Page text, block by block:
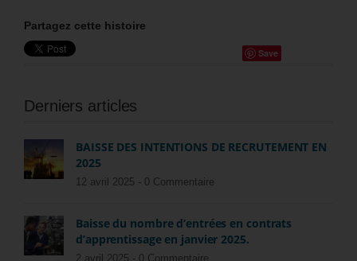
Partagez cette histoire
Save
Derniers articles
BAISSE DES INTENTIONS DE RECRUTEMENT EN
2025
12 avril 2025 - 0 Commentaire
Baisse du nombre d’entrées en contrats
d’apprentissage en janvier 2025.
2 avril 2025 - 0 Commentaire